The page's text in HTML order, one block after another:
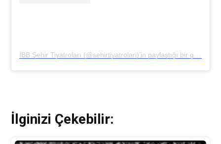
İBB Şehir Tiyatroları (@sehirtiyatrolari)’in paylaştığı bir gönderi
İlginizi Çekebilir: